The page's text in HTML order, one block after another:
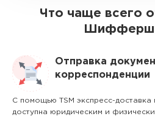
Что чаще всего
Отправка
корреспонденции
С помощью TSM экспресс-
доступна юридическим и